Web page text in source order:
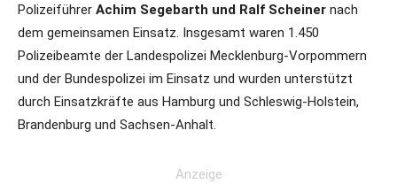
Polizeiführer Achim Segebarth und Ralf Scheiner nach
dem gemeinsamen Einsatz. Insgesamt waren 1.450
Polizeibeamte der Landespolizei Mecklenburg-Vorpommern
und der Bundespolizei im Einsatz und wurden unterstützt
durch Einsatzkräfte aus Hamburg und Schleswig-Holstein,
Brandenburg und Sachsen-Anhalt.
Anzeige